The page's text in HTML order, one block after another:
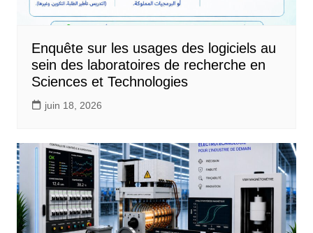
Enquête sur les usages des logiciels au
sein des laboratoires de recherche en
Sciences et Technologies
juin 18, 2026